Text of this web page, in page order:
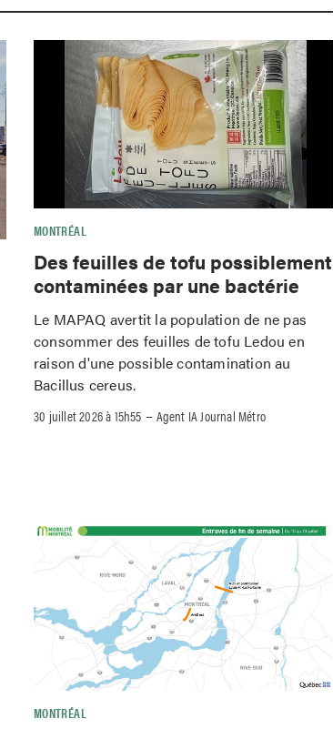
MONTRÉAL
Des feuilles de tofu possiblement
contaminées par une bactérie
Le MAPAQ avertit la population de ne pas
consommer des feuilles de tofu Ledou en
raison d'une possible contamination au
Bacillus cereus.
30 juillet 2026 à 15h55 –Agent IA Journal Métro
MONTRÉAL